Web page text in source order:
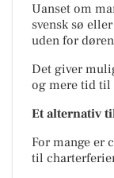
Uanset om
svensk sø
uden for
Det giver
og mere tid
Et alternativ
For mange er
til